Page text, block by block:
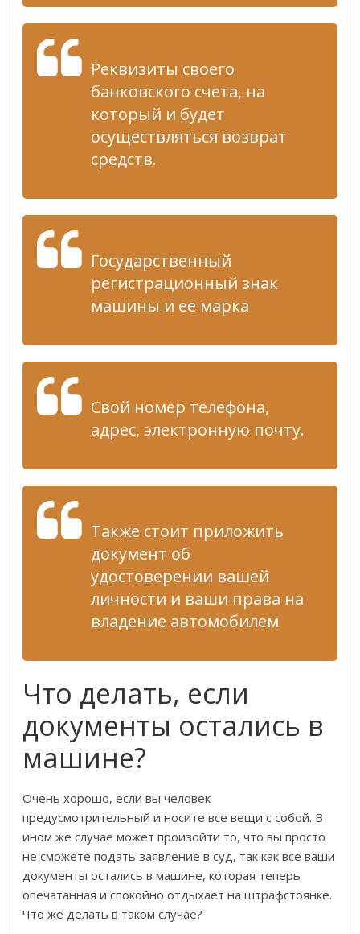
Реквизиты своего
банковского счета, на
который и будет
осуществляться возврат
средств.
Государственный
регистрационный знак
машины и ее марка
Свой номер телефона,
адрес, электронную почту.
Также стоит приложить
документ об
удостоверении вашей
личности и ваши права на
владение автомобилем
Что делать, если
документы остались в
машине?
Очень хорошо, если вы человек
предусмотрительный и носите все вещи с собой. В
ином же случае может произойти то, что вы просто
не сможете подать заявление в суд, так как все ваши
документы остались в машине, которая теперь
опечатанная и спокойно отдыхает на штрафстоянке.
Что же делать в таком случае?